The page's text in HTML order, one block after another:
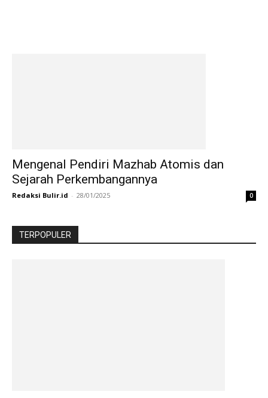
Mengenal Pendiri Mazhab Atomis dan
Sejarah Perkembangannya
Redaksi Bulir.id - 28/01/2025 0
TERPOPULER